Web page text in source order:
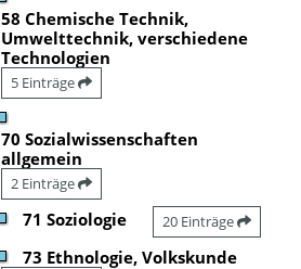
58 Chemische Technik,
Umwelttechnik, verschiedene
Technologien
5 Einträge
70 Sozialwissenschaften
allgemein
2 Einträge
71 Soziologie 20 Einträge
73 Ethnologie, Volkskunde